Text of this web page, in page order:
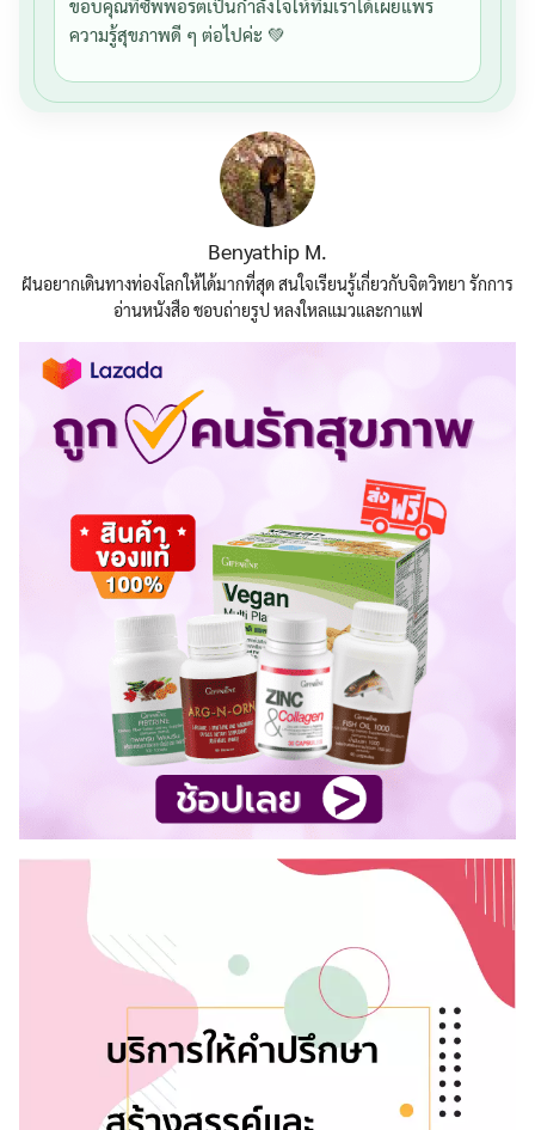
ขอบคุณที่ซัพพอร์ตเป็นกำลังใจให้ทีมเราได้เผยแพร่
ความรู้สุขภาพดี ๆ ต่อไปค่ะ 💚
Benyathip M.
ฝันอยากเดินทางท่องโลกให้ได้มากที่สุด สนใจเรียนรู้เกี่ยวกับจิตวิทยา รักการ
อ่านหนังสือ ชอบถ่ายรูป หลงใหลแมวและกาแฟ